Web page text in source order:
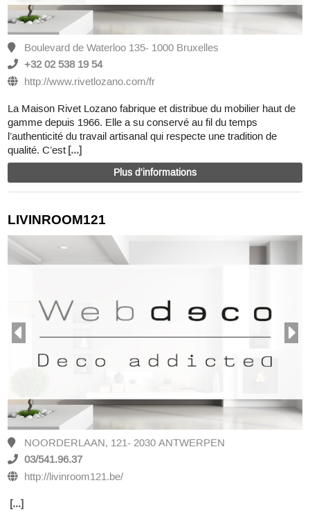
Boulevard de Waterloo 135- 1000 Bruxelles
+32 02 538 19 54
http://www.rivetlozano.com/fr
La Maison Rivet Lozano fabrique et distribue du mobilier haut de
gamme depuis 1966. Elle a su conservé au fil du temps
l’authenticité du travail artisanal qui respecte une tradition de
qualité. C’est [...]
Plus d'informations
LIVINROOM121
NOORDERLAAN, 121- 2030 ANTWERPEN
03/541.96.37
http://livinroom121.be/
[...]